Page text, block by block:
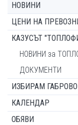
НОВИНИ
ЦЕНИ НА
КАЗУСЪТ
НОВИНИ за
ДОКУМЕНТИ
ИЗБИРАМ
КАЛЕНДАР
ОБЯВИ